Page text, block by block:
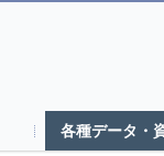
各種データ・